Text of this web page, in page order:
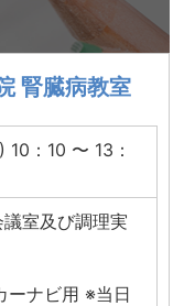
腎臓病教室
：10 〜 13：
室及び調理実
ナビ用 ※当日